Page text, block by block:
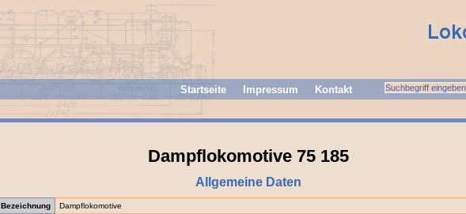
Startseite Impressum Kontakt
Dampflokomotive 75 185
Allgemeine Daten
Bezeichnung
Dampflokomotive